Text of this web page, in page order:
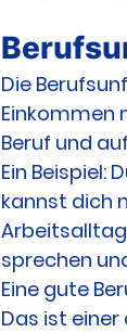
Die
Einkommen
Beruf und
Ein Beispiel:
kannst dich
sprechen
Eine gute
Das ist